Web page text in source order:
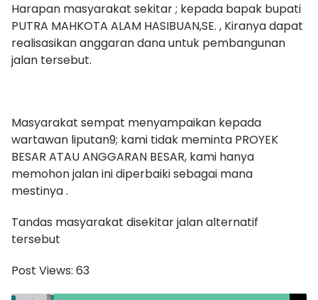
Harapan masyarakat sekitar ; kepada bapak bupati
PUTRA MAHKOTA ALAM HASIBUAN,SE. , Kiranya dapat
realisasikan anggaran dana untuk pembangunan
jalan tersebut.
Masyarakat sempat menyampaikan kepada
wartawan liputan9; kami tidak meminta PROYEK
BESAR ATAU ANGGARAN BESAR, kami hanya
memohon jalan ini diperbaiki sebagai mana
mestinya .
Tandas masyarakat disekitar jalan alternatif
tersebut
Post Views: 63